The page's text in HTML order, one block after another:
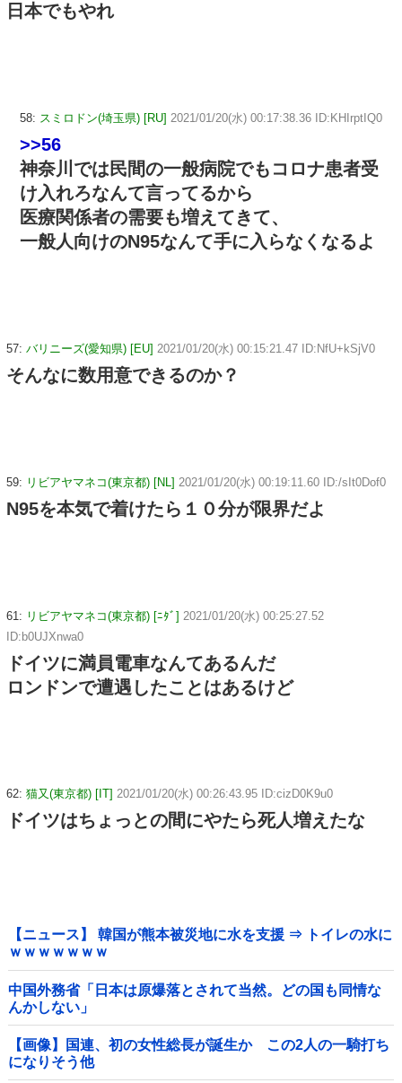
日本でもやれ
58: スミロドン(埼玉県) [RU] 2021/01/20(水) 00:17:38.36 ID:KHIrptIQ0
>>56
神奈川では民間の一般病院でもコロナ患者受
け入れろなんて言ってるから
医療関係者の需要も増えてきて、
一般人向けのN95なんて手に入らなくなるよ
57: バリニーズ(愛知県) [EU] 2021/01/20(水) 00:15:21.47 ID:NfU+kSjV0
そんなに数用意できるのか？
59: リビアヤマネコ(東京都) [NL] 2021/01/20(水) 00:19:11.60 ID:/sIt0Dof0
N95を本気で着けたら１０分が限界だよ
61: リビアヤマネコ(東京都) [ﾆﾀﾞ] 2021/01/20(水) 00:25:27.52
ID:b0UJXnwa0
ドイツに満員電車なんてあるんだ
ロンドンで遭遇したことはあるけど
62: 猫又(東京都) [IT] 2021/01/20(水) 00:26:43.95 ID:cizD0K9u0
ドイツはちょっとの間にやたら死人増えたな
【ニュース】 韓国が熊本被災地に水を支援 ⇒ トイレの水に
ｗｗｗｗｗｗｗ
中国外務省「日本は原爆落とされて当然。どの国も同情な
んかしない」
【画像】国連、初の女性総長が誕生か この2人の一騎打ち
になりそう他